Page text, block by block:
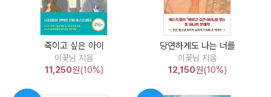
죽이고 싶은 아이
이꽃님 지음
11,250원(10%)
당연하게도 나는 너를
이꽃님 지음
12,150원(10%)